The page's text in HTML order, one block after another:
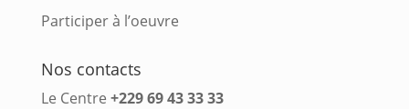
Participer à l’oeuvre
Nos contacts
Le Centre +229 69 43 33 33